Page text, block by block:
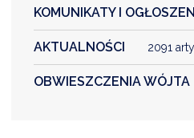
KOMUNIKATY I
AKTUALNOŚCI 2091
OBWIESZCZENIA WÓJTA